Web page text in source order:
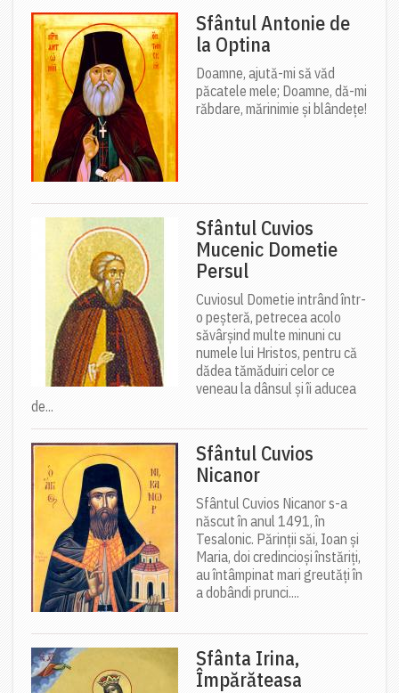
Sfântul Antonie de
la Optina
Doamne, ajută-mi să văd
păcatele mele; Doamne, dă-mi
răbdare, mărinimie şi blândeţe!
Sfântul Cuvios
Mucenic Dometie
Persul
Cuviosul Dometie intrând într-
o peșteră, petrecea acolo
săvârșind multe minuni cu
numele lui Hristos, pentru că
dădea tămăduiri celor ce
veneau la dânsul și îi aducea
de...
Sfântul Cuvios
Nicanor
Sfântul Cuvios Nicanor s-a
născut în anul 1491, în
Tesalonic. Părinții săi, Ioan și
Maria, doi credincioși înstăriți,
au întâmpinat mari greutăți în
a dobândi prunci....
Sfânta Irina,
Împărăteasa